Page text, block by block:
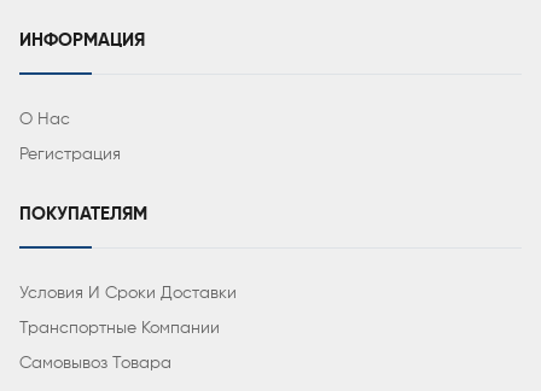
ИНФОРМАЦИЯ
О Нас
Регистрация
ПОКУПАТЕЛЯМ
Условия И Сроки Доставки
Транспортные Компании
Самовывоз Товара